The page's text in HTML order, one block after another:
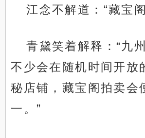
江念不解道：“藏宝
青黛笑着解释：“九
不少会在随机时间开放
秘店铺，藏宝阁拍卖会
一。”